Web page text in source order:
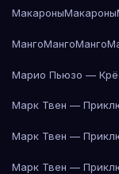
МакароныМакароны
МангоМангоМанго
Марио Пьюзо —
Марк Твен —
Марк Твен —
Марк Твен —